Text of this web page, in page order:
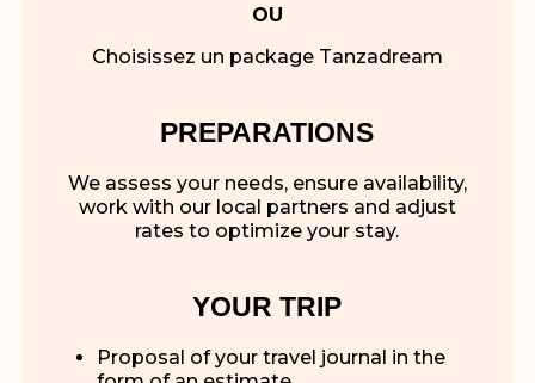
OU
Choisissez un package Tanzadream
PREPARATIONS
We assess your needs, ensure availability,
work with our local partners and adjust
rates to optimize your stay.
YOUR TRIP
Proposal of your travel journal in the